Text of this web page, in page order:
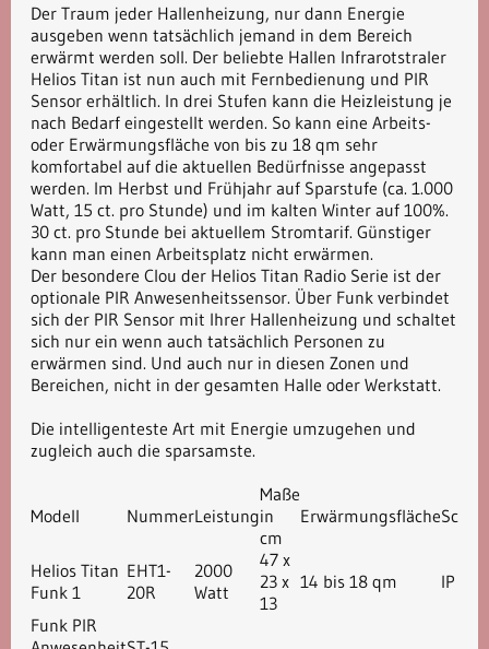
Der Traum jeder Hallenheizung, nur dann Energie
ausgeben wenn tatsächlich jemand in dem Bereich
erwärmt werden soll. Der beliebte Hallen Infrarotstraler
Helios Titan ist nun auch mit Fernbedienung und PIR
Sensor erhältlich. In drei Stufen kann die Heizleistung je
nach Bedarf eingestellt werden. So kann eine Arbeits-
oder Erwärmungsfläche von bis zu 18 qm sehr
komfortabel auf die aktuellen Bedürfnisse angepasst
werden. Im Herbst und Frühjahr auf Sparstufe (ca. 1.000
Watt, 15 ct. pro Stunde) und im kalten Winter auf 100%.
30 ct. pro Stunde bei aktuellem Stromtarif. Günstiger
kann man einen Arbeitsplatz nicht erwärmen.
Der besondere Clou der Helios Titan Radio Serie ist der
optionale PIR Anwesenheitssensor. Über Funk verbindet
sich der PIR Sensor mit Ihrer Hallenheizung und schaltet
sich nur ein wenn auch tatsächlich Personen zu
erwärmen sind. Und auch nur in diesen Zonen und
Bereichen, nicht in der gesamten Halle oder Werkstatt.
Die intelligenteste Art mit Energie umzugehen und
zugleich auch die sparsamste.
Modell NummerLeistung
Maße
in
cm
Erwärmungsfläche
Helios Titan
Funk 1
EHT1-
20R
2000
Watt
47 x
23 x
13
14 bis 18 qm
IP 20
Funk PIR